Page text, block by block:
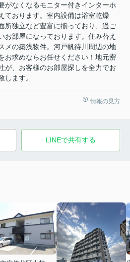
がなくなるモニター付きインターホ
ております。室内設備は浴室乾燥
所独立など豊富に揃っており、過ご
お部屋になっております。住み替え
メの築浅物件。河戸帆待川周辺の地
お求めならお任せください！地元密
が、お客様のお部屋探しを全力でお
します。
情報の見方
LINEで共有する